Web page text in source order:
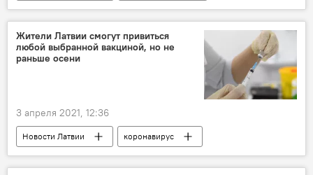
Россия
НАТО Украина
Жители Латвии смогут привиться
любой выбранной вакциной, но не
раньше осени
3 апреля 2021, 12:36
Новости Латвии
коронавирус
вакцина
Латвия